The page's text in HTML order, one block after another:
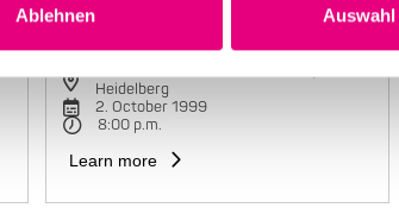
Ablehnen
Charlie Mariano Group
Heidelberg
2. October 1999
8:00 p.m.
Learn more